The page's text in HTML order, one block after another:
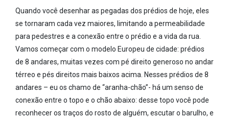
Quando você desenhar as pegadas dos prédios de hoje, eles
se tornaram cada vez maiores, limitando a permeabilidade
para pedestres e a conexão entre o prédio e a vida da rua.
Vamos começar com o modelo Europeu de cidade: prédios
de 8 andares, muitas vezes com pé direito generoso no andar
térreo e pés direitos mais baixos acima. Nesses prédios de 8
andares – eu os chamo de “aranha-chão”- há um senso de
conexão entre o topo e o chão abaixo: desse topo você pode
reconhecer os traços do rosto de alguém, escutar o barulho, e